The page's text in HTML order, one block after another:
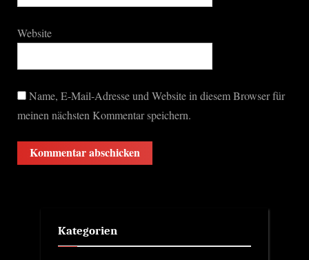
Website
Name, E-Mail-Adresse und Website in diesem Browser für
meinen nächsten Kommentar speichern.
Kategorien